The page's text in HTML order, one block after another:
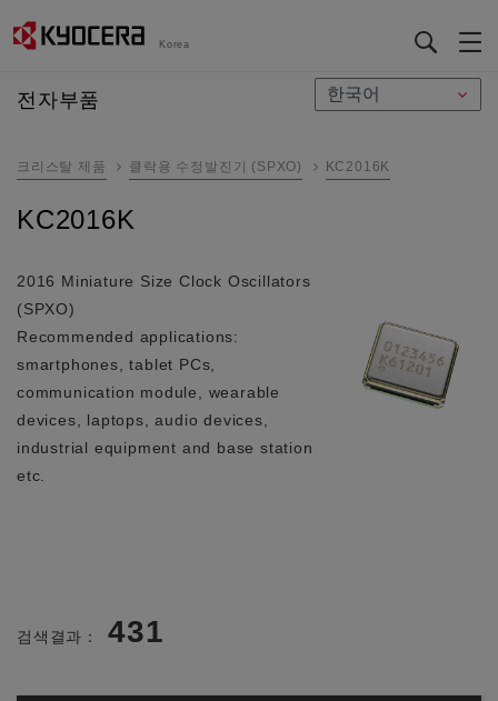
Korea
전자부품
크리스탈 제품 클락용 수정발진기 (SPXO) KC2016K
KC2016K
2016 Miniature Size Clock Oscillators
(SPXO)
Recommended applications:
smartphones, tablet PCs,
communication module, wearable
devices, laptops, audio devices,
industrial equipment and base station
etc.
검색결과： 431